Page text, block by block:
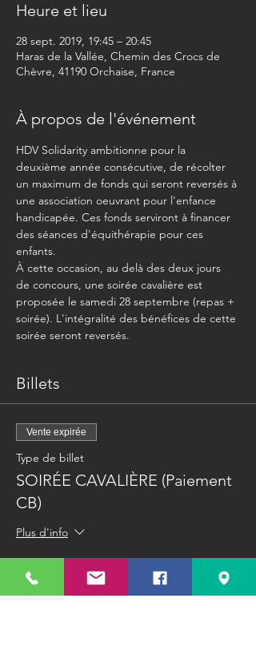
Heure et lieu
28 sept. 2019, 19:45 – 20:45
Haras de la Vallée, ​Chemin des Crocs de
Chèvre, 41190 Orchaise, France
À propos de l'événement
HDV Solidarity ambitionne pour la
deuxième année consécutive, de récolter
un maximum de fonds qui seront reversés à
une association oeuvrant pour l'enfance
handicapée. Ces fonds serviront à financer
des séances d'équithérapie pour ces
enfants.
À cette occasion, au delà des deux jours
de concours, une soirée cavalière est
proposée le samedi 28 septembre (repas +
soirée). L'intégralité des bénéfices de cette
soirée seront reversés.
Billets
Vente expirée
Type de billet
SOIRÉE CAVALIÈRE (Paiement
CB)
Plus d'info
26,50 €